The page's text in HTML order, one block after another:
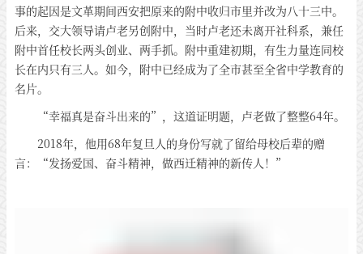
事的起因是文革期间西安把原来的附中收归市里并改为八十三中。
后来，交大领导请卢老另创附中，当时卢老还未离开社科系，兼任
附中首任校长两头创业、两手抓。附中重建初期，有生力量连同校
长在内只有三人。如今，附中已经成为了全市甚至全省中学教育的
名片。
“幸福真是奋斗出来的”，这道证明题，卢老做了整整64年。
2018年，他用68年复旦人的身份写就了留给母校后辈的赠
言：“发扬爱国、奋斗精神，做西迁精神的新传人！”